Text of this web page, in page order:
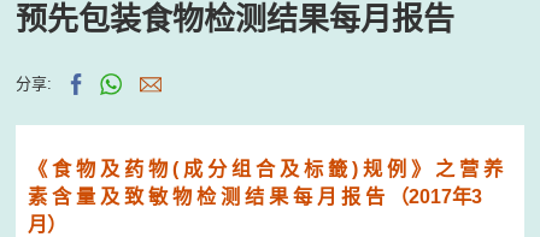
预先包装食物检测结果每月报告
分享:
《 食 物 及 药 物 ( 成 分 组 合 及 标 籤 ) 规 例 》 之 营 养
素 含 量 及 致 敏 物 检 测 结 果 每 月 报 告 （2017年3
月）